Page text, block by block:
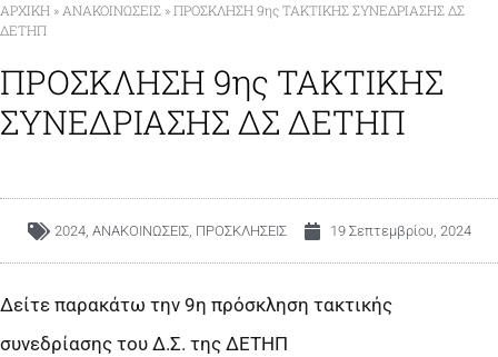
ΑΡΧΙΚΉ » ΑΝΑΚΟΙΝΩΣΕΙΣ »ΠΡΟΣΚΛΗΣΗ 9ης ΤΑΚΤΙΚΗΣ ΣΥΝΕΔΡΙΑΣΗΣ ΔΣ
ΔΕΤΗΠ
ΠΡΟΣΚΛΗΣΗ 9ης ΤΑΚΤΙΚΗΣ
ΣΥΝΕΔΡΙΑΣΗΣ ΔΣ ΔΕΤΗΠ
2024, ΑΝΑΚΟΙΝΩΣΕΙΣ, ΠΡΟΣΚΛΗΣΕΙΣ 19 Σεπτεμβρίου, 2024
Δείτε παρακάτω την 9η πρόσκληση τακτικής
συνεδρίασης του Δ.Σ. της ΔΕΤΗΠ